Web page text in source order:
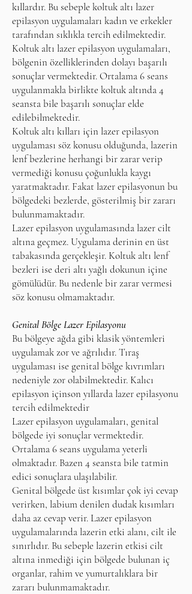
kıllardır. Bu sebeple koltuk altı lazer
epilasyon uygulamaları kadın ve erkekler
tarafından sıklıkla tercih edilmektedir.
Koltuk altı lazer epilasyon uygulamaları,
bölgenin özelliklerinden dolayı başarılı
sonuçlar vermektedir. Ortalama 6 seans
uygulanmakla birlikte koltuk altında 4
seansta bile başarılı sonuçlar elde
edilebilmektedir.
Koltuk altı kılları için lazer epilasyon
uygulaması söz konusu olduğunda, lazerin
lenf bezlerine herhangi bir zarar verip
vermediği konusu çoğunlukla kaygı
yaratmaktadır. Fakat lazer epilasyonun bu
bölgedeki bezlerde, gösterilmiş bir zararı
bulunmamaktadır.
Lazer epilasyon uygulamasında lazer cilt
altına geçmez. Uygulama derinin en üst
tabakasında gerçekleşir. Koltuk altı lenf
bezleri ise deri altı yağlı dokunun içine
gömülüdür. Bu nedenle bir zarar vermesi
söz konusu olmamaktadır.
Genital Bölge Lazer Epilasyonu
Bu bölgeye ağda gibi klasik yöntemleri
uygulamak zor ve ağrılıdır. Tıraş
uygulaması ise genital bölge kıvrımları
nedeniyle zor olabilmektedir. Kalıcı
epilasyon içinson yıllarda lazer epilasyonu
tercih edilmektedir
Lazer epilasyon uygulamaları, genital
bölgede iyi sonuçlar vermektedir.
Ortalama 6 seans uygulama yeterli
olmaktadır. Bazen 4 seansta bile tatmin
edici sonuçlara ulaşılabilir.
Genital bölgede üst kısımlar çok iyi cevap
verirken, labium denilen dudak kısımları
daha az cevap verir. Lazer epilasyon
uygulamalarında lazerin etki alanı, cilt ile
sınırlıdır. Bu sebeple lazerin etkisi cilt
altına inmediği için bölgede bulunan iç
organlar, rahim ve yumurtalıklara bir
zararı bulunmamaktadır.